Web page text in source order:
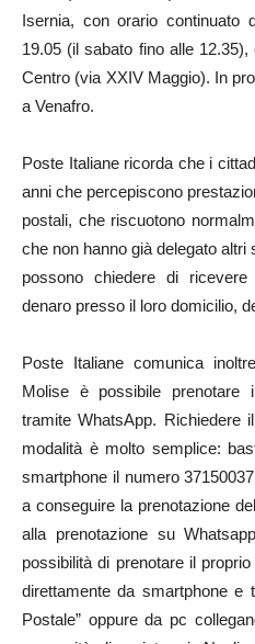
Isernia, con orario continuato
19.05 (il sabato fino alle 12.35),
Centro (via XXIV Maggio). In
a Venafro.
Poste Italiane ricorda che i
anni che percepiscono
postali, che riscuotono
che non hanno già delegato altri
possono chiedere di
denaro presso il loro domicilio,
Poste Italiane comunica
Molise è possibile prenotare
tramite WhatsApp. Richiedere
modalità è molto semplice:
smartphone il numero
a conseguire la prenotazione
alla prenotazione su
possibilità di prenotare il
direttamente da smartphone e
Postale” oppure da pc